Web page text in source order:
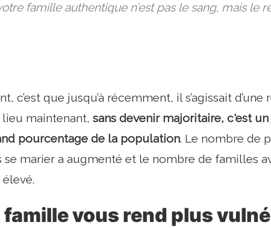
famille authentique n’est pas le sang, mais le
c’est que jusqu’à récemment, il s’agissait d’une
maintenant, sans devenir majoritaire, c'est
pourcentage de la population. Le nombre de
se marier a augmenté et le nombre de familles
vous rend plus